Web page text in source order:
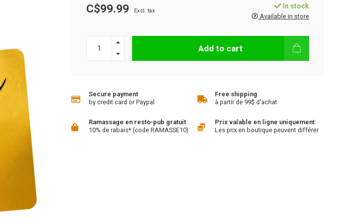
C$99.99 Excl. tax
In stock
Available in store
Add to cart
Secure payment
by credit card or Paypal
Free shipping
à partir de 99$ d'achat
Ramassage en resto-pub gratuit
10% de rabais* (code RAMASSE10)
Prix valable en ligne uniquement
Les prix en boutique peuvent différer